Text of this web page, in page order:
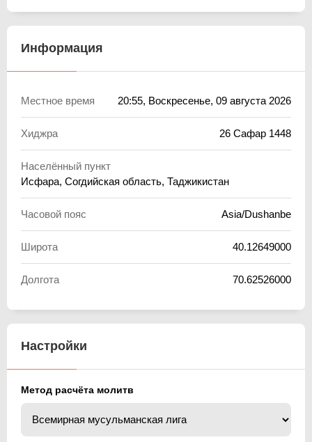
Информация
Местное время 20:55, Воскресенье, 09 августа 2026
Хиджра 26 Сафар 1448
Населённый пункт
Исфара, Согдийская область, Таджикистан
Часовой пояс Asia/Dushanbe
Широта 40.12649000
Долгота 70.62526000
Настройки
Метод расчёта молитв